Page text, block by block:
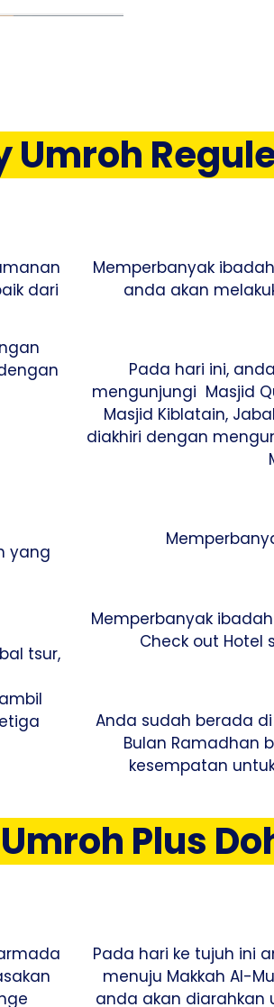
dari
yang
tsur,
Memperbanyak
anda akan
Pada hari ini,
mengunjungi Masjid
Masjid Kiblatain,
diakhiri dengan
Memperbanyak
Check out Hotel
Anda sudah berada
Bulan Ramadhan
kesempatan
Plus
Pada hari ke tujuh ini
menuju Makkah Al-
anda akan diarahkan